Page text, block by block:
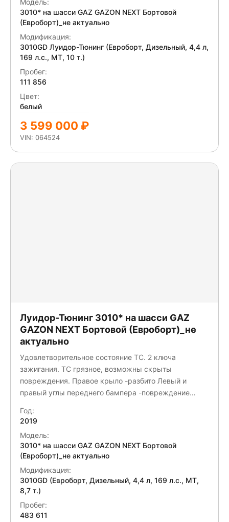
отсутствует. ошибка на приборной панели-
диагностика.
3010* на шасси GAZ GAZON NEXT Бортовой
(Евроборт)_не актуально
Модификация:
3010GD Луидор-Тюнинг (Евроборт, Дизельный, 4,4 л,
169 л.с., МТ, 10 т.)
Пробег:
111 856
Цвет:
белый
3 599 000 ₽
VIN: 064524
Луидор-Тюнинг 3010* на шасси GAZ
GAZON NEXT Бортовой (Евроборт)_не
актуально
Удовлетворительное состояние ТС. 2 ключа
зажигания. ТС грязное, возможны скрыты
повреждения. Правое крыло -разбито Левый и
правый углы переднего бампера -повреждение
брызговик -порван лестница кузова -деформация
повреждение ЛКП
Год:
2019
Модель:
3010* на шасси GAZ GAZON NEXT Бортовой
(Евроборт)_не актуально
Модификация:
3010GD (Евроборт, Дизельный, 4,4 л, 169 л.с., МТ,
8,7 т.)
Пробег:
483 611